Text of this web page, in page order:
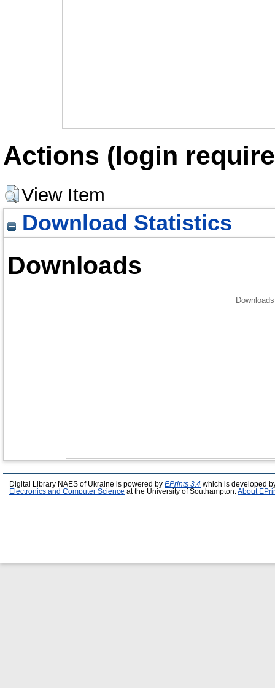
Actions (login
View Item
Download Statistics
Downloads
Digital Library NAES of Ukraine is powered by EPrints 3.4 which is developed
Electronics and Computer Science at the University of Southampton. About